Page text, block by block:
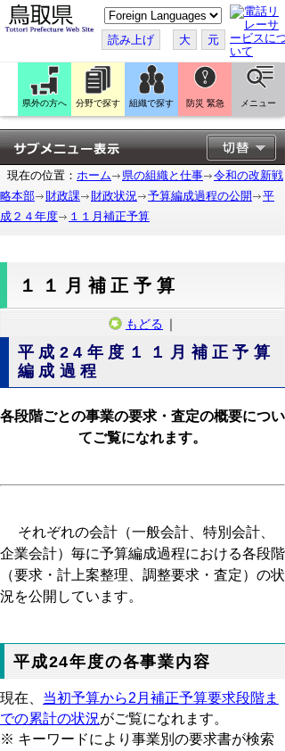
こ
の
ペ
ー
ジ
翻
訳
す
る
読み上げ 大 元
県外の方へ 分野で探す 組織で探す 防災 緊急 メニュー
現在の位置： ホーム 県の組織と仕事
令和の改新戦
略本部
財政課 財政状況 予算編成過程の公開
平
成２４年度
１１月補正予算
１１月補正予算
もどる ｜
平成24年度１１月補正予算
編成過程
各段階ごとの事業の要求・査定の概要につい
てご覧になれます。
それぞれの会計（一般会計、特別会計、
企業会計）毎に予算編成過程における各段階
（要求・計上案整理、調整要求・査定）の状
況を公開しています。
平成24年度の各事業内容
現在、 当初予算から2月補正予算要求段階ま
での累計の状況がご覧になれます。
※ キーワードにより事業別の要求書が検索